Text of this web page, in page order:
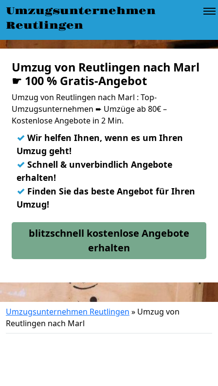
Umzugsunternehmen
Reutlingen
Umzug von Reutlingen nach Marl
☛ 100 % Gratis-Angebot
Umzug von Reutlingen nach Marl : Top-
Umzugsunternehmen ➨ Umzüge ab 80€ –
Kostenlose Angebote in 2 Min.
✓ Wir helfen Ihnen, wenn es um Ihren
Umzug geht!
✓ Schnell & unverbindlich Angebote
erhalten!
✓ Finden Sie das beste Angebot für Ihren
Umzug!
blitzschnell kostenlose Angebote
erhalten
Umzugsunternehmen Reutlingen » Umzug von
Reutlingen nach Marl